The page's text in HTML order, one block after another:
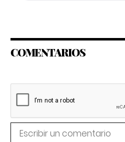
COMENTARIOS